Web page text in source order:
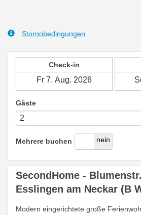
Stornobedingungen
Check-in
Gäste
Mehrere buchen
ja nein
SecondHome -
Esslingen am Neckar (B
Modern eingerichtete große